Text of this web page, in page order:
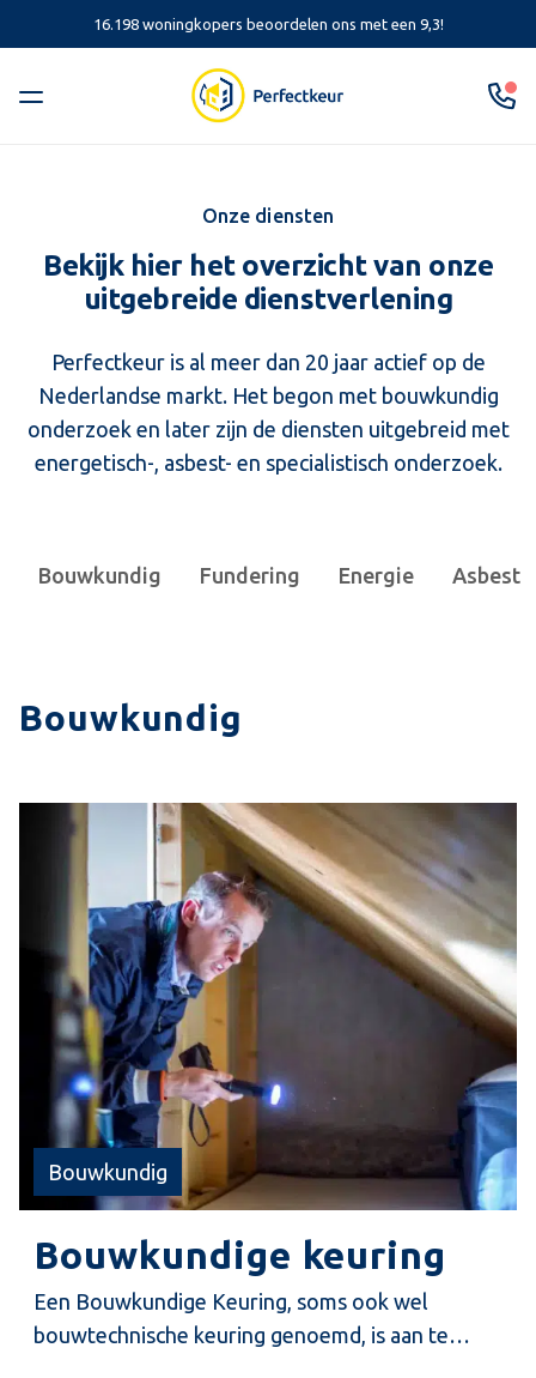
16.198 woningkopers beoordelen ons met een 9,3!
Onze diensten
Bekijk hier het overzicht van onze
uitgebreide dienstverlening
Perfectkeur is al meer dan 20 jaar actief op de
Nederlandse markt. Het begon met bouwkundig
onderzoek en later zijn de diensten uitgebreid met
energetisch-, asbest- en specialistisch onderzoek.
Bouwkundig Fundering Energie Asbest
Bouwkundig
Bouwkundig
Bouwkundige keuring
Een Bouwkundige Keuring, soms ook wel
bouwtechnische keuring genoemd, is aan te